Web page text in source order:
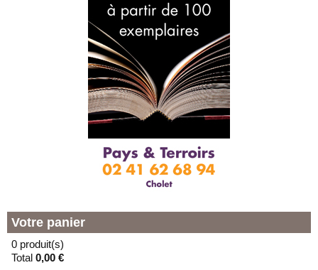
Votre panier
0 produit(s)
Total 0,00 €